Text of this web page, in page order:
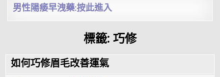
男性陽痿早洩藥:按此進入
標籤: 巧修
如何巧修眉毛改善運氣